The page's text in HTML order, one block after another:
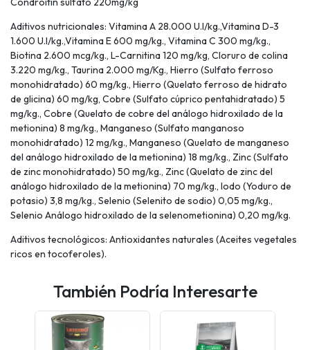
Aditivos nutricionales: Vitamina A 28.000 U.I/kg.,Vitamina D-3
1.600 U.I/kg.,Vitamina E 600 mg/kg., Vitamina C 300 mg/kg.,
Biotina 2.600 mcg/kg., L-Carnitina 120 mg/kg, Cloruro de colina
3.220 mg/kg., Taurina 2.000 mg/Kg., Hierro (Sulfato ferroso
monohidratado) 60 mg/kg., Hierro (Quelato ferroso de hidrato
de glicina) 60 mg/kg, Cobre (Sulfato cúprico pentahidratado) 5
mg/kg., Cobre (Quelato de cobre del análogo hidroxilado de la
metionina) 8 mg/kg., Manganeso (Sulfato manganoso
monohidratado) 12 mg/kg., Manganeso (Quelato de manganeso
del análogo hidroxilado de la metionina) 18 mg/kg., Zinc (Sulfato
de zinc monohidratado) 50 mg/kg., Zinc (Quelato de zinc del
análogo hidroxilado de la metionina) 70 mg/kg., Iodo (Yoduro de
potasio) 3,8 mg/kg., Selenio (Selenito de sodio) 0,05 mg/kg.,
Selenio Análogo hidroxilado de la selenometionina) 0,20 mg/kg.
Aditivos tecnológicos: Antioxidantes naturales (Aceites vegetales
ricos en tocoferoles).
También Podría Interesarte